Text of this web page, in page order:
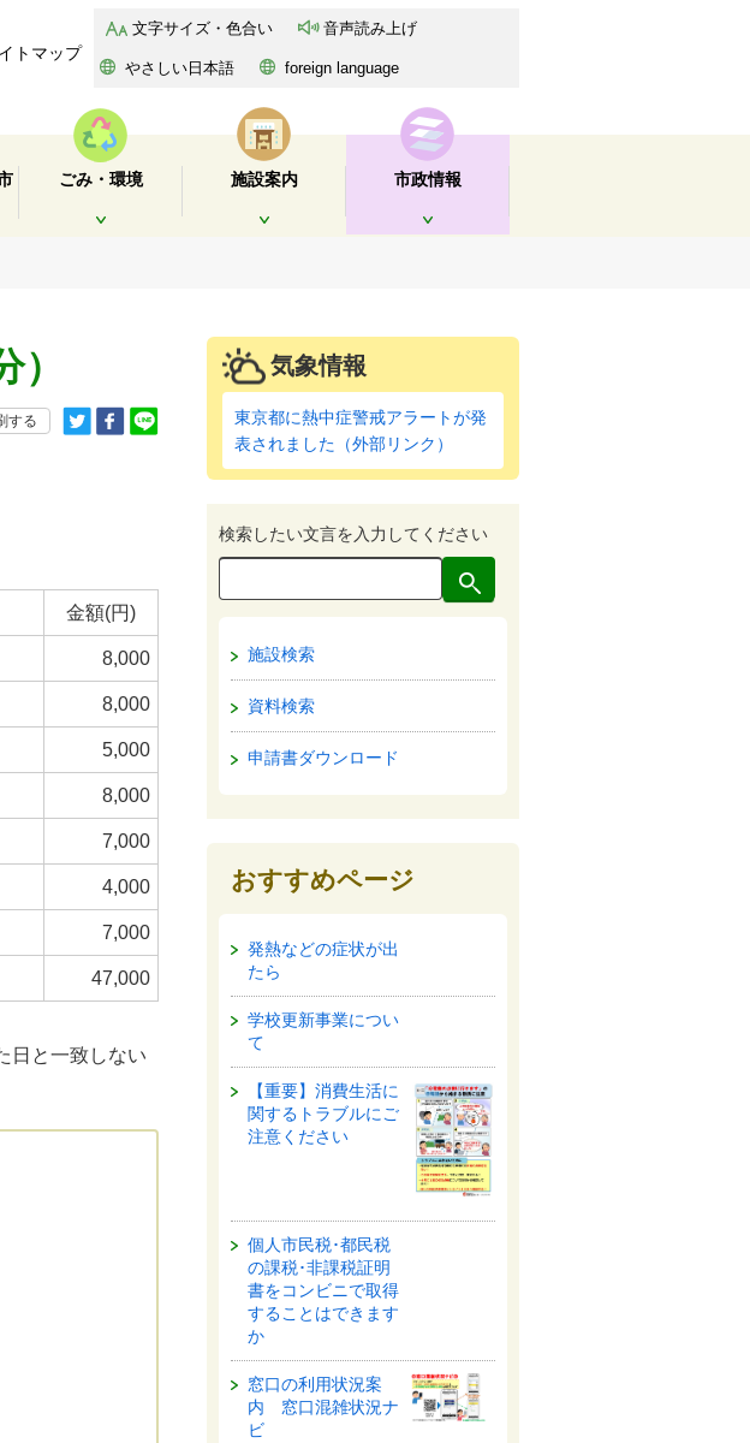
トマップ
文字サイズ・色合い 音声読み上げ
やさしい日本語 foreign language
ごみ・環境 施設案内 市政情報
する
金額(円)
8,000
8,000
5,000
8,000
7,000
4,000
7,000
47,000
日と一致しない
気象情報
東京都に熱中症警戒アラートが発
表されました（外部リンク）
検索したい文言を入力してください
施設検索
資料検索
申請書ダウンロード
おすすめページ
発熱などの症状が出
たら
学校更新事業につい
て
【重要】消費生活に
関するトラブルにご
注意ください
個人市民税･都民税
の課税･非課税証明
書をコンビニで取得
することはできます
か
窓口の利用状況案
内 窓口混雑状況ナ
ビ